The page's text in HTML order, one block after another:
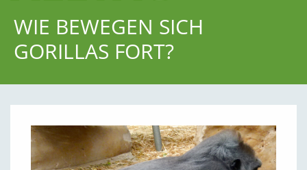
WIE BEWEGEN SICH
GORILLAS FORT?